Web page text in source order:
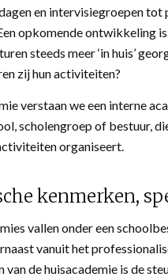
en intervisiegroepen
opkomende ontwikkeling
steeds meer ‘in huis’
zij hun activiteiten?
verstaan we een interne
scholengroep of bestuur,
organiseert.
kenmerken,
vallen onder een
vanuit het
de huisacademie is de